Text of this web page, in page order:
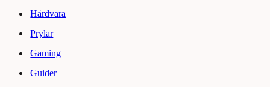
Hårdvara
Prylar
Gaming
Guider